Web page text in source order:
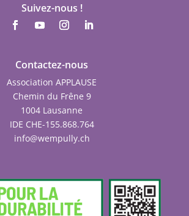
Suivez-nous !
Contactez-nous
Association APPLAUSE
Chemin du Frêne 9
1004 Lausanne
IDE CHE-155.868.764
info@wempully.ch